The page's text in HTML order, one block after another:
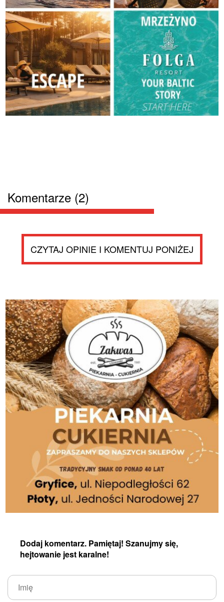
Komentarze (2)
CZYTAJ OPINIE I KOMENTUJ PONIŻEJ
Dodaj komentarz. Pamiętaj! Szanujmy się,
hejtowanie jest karalne!